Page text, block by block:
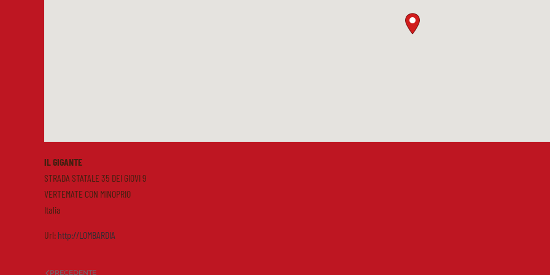
IL GIGANTE
STRADA STATALE 35 DEI GIOVI 9
VERTEMATE CON MINOPRIO
Italia
Url: http://LOMBARDIA
PRECEDENTE